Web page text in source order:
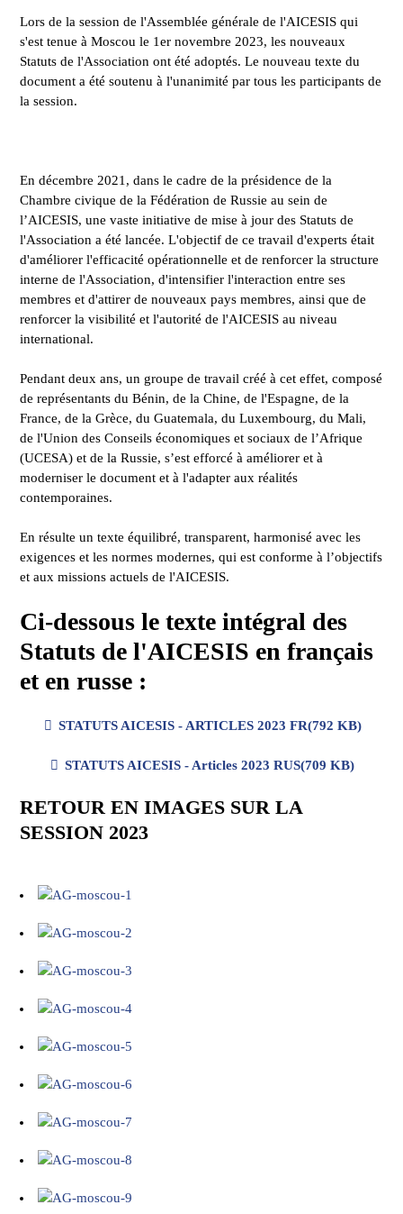
Lors de la session de l'Assemblée générale de l'AICESIS qui
s'est tenue à Moscou le 1er novembre 2023, les nouveaux
Statuts de l'Association ont été adoptés. Le nouveau texte du
document a été soutenu à l'unanimité par tous les participants de
la session.
En décembre 2021, dans le cadre de la présidence de la
Chambre civique de la Fédération de Russie au sein de
l’AICESIS, une vaste initiative de mise à jour des Statuts de
l'Association a été lancée. L'objectif de ce travail d'experts était
d'améliorer l'efficacité opérationnelle et de renforcer la structure
interne de l'Association, d'intensifier l'interaction entre ses
membres et d'attirer de nouveaux pays membres, ainsi que de
renforcer la visibilité et l'autorité de l'AICESIS au niveau
international.
Pendant deux ans, un groupe de travail créé à cet effet, composé
de représentants du Bénin, de la Chine, de l'Espagne, de la
France, de la Grèce, du Guatemala, du Luxembourg, du Mali,
de l'Union des Conseils économiques et sociaux de l’Afrique
(UCESA) et de la Russie, s’est efforcé à améliorer et à
moderniser le document et à l'adapter aux réalités
contemporaines.
En résulte un texte équilibré, transparent, harmonisé avec les
exigences et les normes modernes, qui est conforme à l’objectifs
et aux missions actuels de l'AICESIS.
Ci-dessous le texte intégral des
Statuts de l'AICESIS en français
et en russe :
pdf
STATUTS AICESIS - ARTICLES 2023 FR(792 KB)
pdf
STATUTS AICESIS - Articles 2023 RUS(709 KB)
RETOUR EN IMAGES SUR LA
SESSION 2023